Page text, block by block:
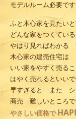
モデルルーム必要です
ふと木心家を見たい
どんな家をつくてい
やはり見ればわかる
木心家の建売住宅は
いい家をやすく売る
はやく売れるといい
早すぎると また シ
商売 難しいところ
やさしい価格で